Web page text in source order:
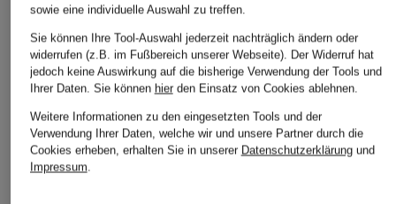
Weitere Kategorien
sowie eine individuelle Auswahl zu treffen.
Sie können Ihre Tool-Auswahl jederzeit nachträglich ändern oder
widerrufen (z.B. im Fußbereich unserer Webseite). Der Widerruf hat
jedoch keine Auswirkung auf die bisherige Verwendung der Tools und
Ihrer Daten. Sie können hierden Einsatz von Cookies ablehnen.
Weitere Informationen zu den eingesetzten Tools und der
Verwendung Ihrer Daten, welche wir und unsere Partner durch die
Cookies erheben, erhalten Sie in unserer Datenschutzerklärungund
Impressum.